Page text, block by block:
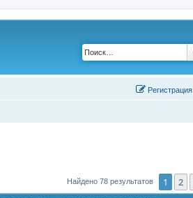
Регистрация
Найдено 78 результатов 1 2